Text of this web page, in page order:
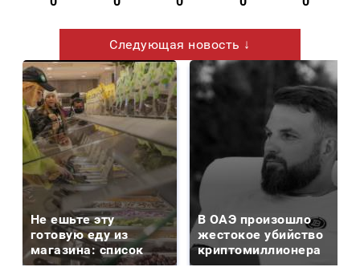
Следующая новость ↓
Не ешьте эту
готовую еду из
магазина: список
В ОАЭ произошло
жестокое убийство
криптомиллионера